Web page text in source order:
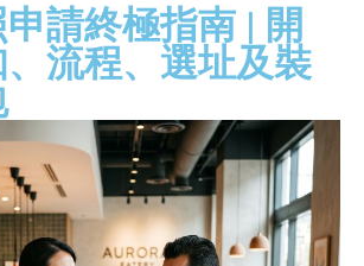
請終極指南 | 開
流程、選址及裝